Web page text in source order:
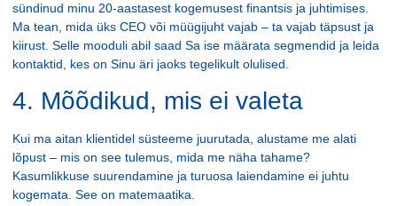
sündinud minu 20-aastasest kogemusest finantsis ja juhtimises.
Ma tean, mida üks CEO või müügijuht vajab – ta vajab täpsust ja
kiirust. Selle mooduli abil saad Sa ise määrata segmendid ja leida
kontaktid, kes on Sinu äri jaoks tegelikult olulised.
4. Mõõdikud, mis ei valeta
Kui ma aitan klientidel süsteeme juurutada, alustame me alati
lõpust – mis on see tulemus, mida me näha tahame?
Kasumlikkuse suurendamine ja turuosa laiendamine ei juhtu
kogemata. See on matemaatika.